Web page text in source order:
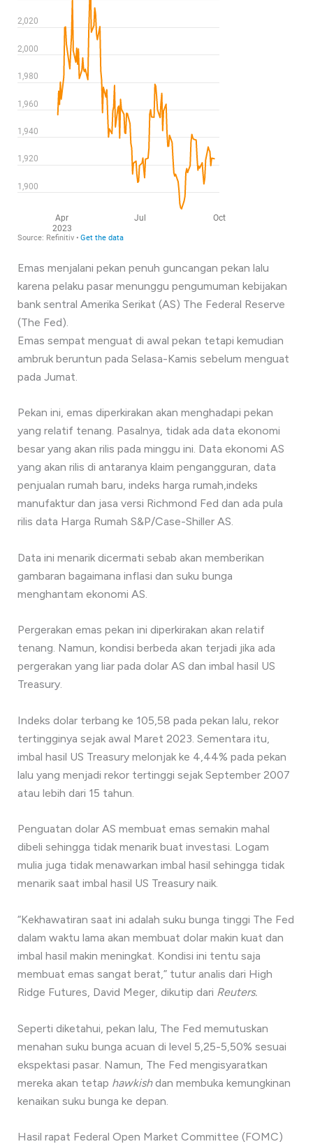
Emas menjalani pekan penuh guncangan pekan lalu
karena pelaku pasar menunggu pengumuman kebijakan
bank sentral Amerika Serikat (AS) The Federal Reserve
(The Fed).
Emas sempat menguat di awal pekan tetapi kemudian
ambruk beruntun pada Selasa-Kamis sebelum menguat
pada Jumat.
Pekan ini, emas diperkirakan akan menghadapi pekan
yang relatif tenang. Pasalnya, tidak ada data ekonomi
besar yang akan rilis pada minggu ini. Data ekonomi AS
yang akan rilis di antaranya klaim pengangguran, data
penjualan rumah baru, indeks harga rumah,indeks
manufaktur dan jasa versi Richmond Fed dan ada pula
rilis data Harga Rumah S&P/Case-Shiller AS.
Data ini menarik dicermati sebab akan memberikan
gambaran bagaimana inflasi dan suku bunga
menghantam ekonomi AS.
Pergerakan emas pekan ini diperkirakan akan relatif
tenang. Namun, kondisi berbeda akan terjadi jika ada
pergerakan yang liar pada dolar AS dan imbal hasil US
Treasury.
Indeks dolar terbang ke 105,58 pada pekan lalu, rekor
tertingginya sejak awal Maret 2023. Sementara itu,
imbal hasil US Treasury melonjak ke 4,44% pada pekan
lalu yang menjadi rekor tertinggi sejak September 2007
atau lebih dari 15 tahun.
Penguatan dolar AS membuat emas semakin mahal
dibeli sehingga tidak menarik buat investasi. Logam
mulia juga tidak menawarkan imbal hasil sehingga tidak
menarik saat imbal hasil US Treasury naik.
“Kekhawatiran saat ini adalah suku bunga tinggi The Fed
dalam waktu lama akan membuat dolar makin kuat dan
imbal hasil makin meningkat. Kondisi ini tentu saja
membuat emas sangat berat,” tutur analis dari High
Ridge Futures, David Meger, dikutip dari Reuters.
Seperti diketahui, pekan lalu, The Fed memutuskan
menahan suku bunga acuan di level 5,25-5,50% sesuai
ekspektasi pasar. Namun, The Fed mengisyaratkan
mereka akan tetap hawkishdan membuka kemungkinan
kenaikan suku bunga ke depan.
Hasil rapat Federal Open Market Committee (FOMC)